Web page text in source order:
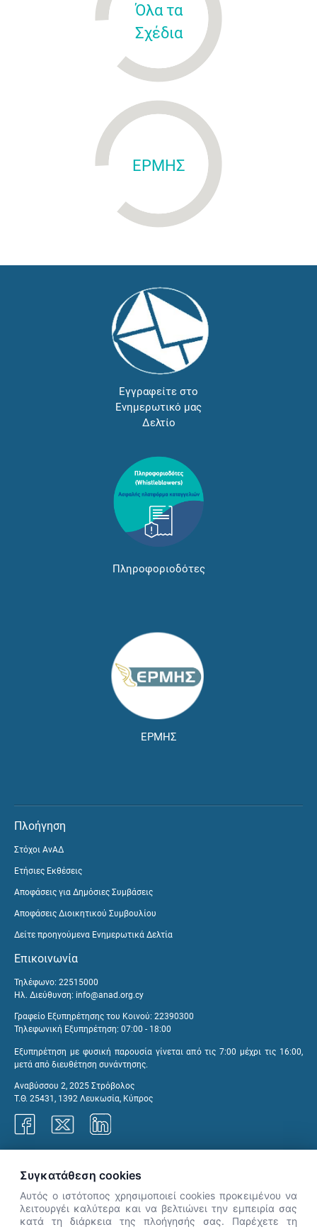
Όλα τα
Σχέδια
ΕΡΜΗΣ
Εγγραφείτε στο
Ενημερωτικό μας
Δελτίο
Πληροφοριοδότες
ΕΡΜΗΣ
Πλοήγηση
Στόχοι ΑνΑΔ
Ετήσιες Εκθέσεις
Αποφάσεις για Δημόσιες Συμβάσεις
Αποφάσεις Διοικητικού Συμβουλίου
Δείτε προηγούμενα Ενημερωτικά Δελτία
Επικοινωνία
Τηλέφωνο: 22515000
Ηλ. Διεύθυνση: info@anad.org.cy
Γραφείο Εξυπηρέτησης του Κοινού: 22390300
Τηλεφωνική Εξυπηρέτηση: 07:00 - 18:00
Εξυπηρέτηση με φυσική παρουσία γίνεται από τις 7:00 μέχρι τις 16:00,
μετά από διευθέτηση συνάντησης.
Αναβύσσου 2, 2025 Στρόβολος
Τ.Θ. 25431, 1392 Λευκωσία, Κύπρος
Συγκατάθεση cookies
Αυτός ο ιστότοπος χρησιμοποιεί cookies προκειμένου να
λειτουργέι καλύτερα και να βελτιώνει την εμπειρία σας
κατά τη διάρκεια της πλοήγησής σας. Παρέχετε τη